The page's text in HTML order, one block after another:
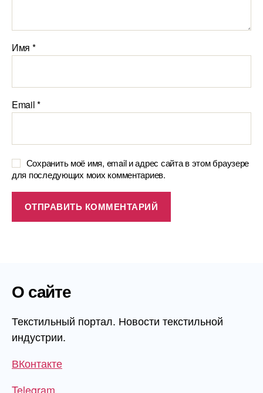
Имя *
Email*
Сохранить моё имя, email и адрес сайта в этом браузере
для последующих моих комментариев.
О сайте
Текстильный портал. Новости текстильной
индустрии.
ВКонтакте
Telegram